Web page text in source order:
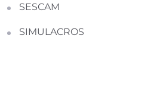
SESCAM
SIMULACROS